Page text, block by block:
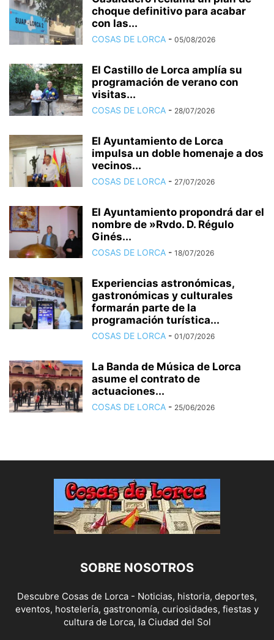
choque definitivo para acabar
con las...
COSAS DE LORCA - 05/08/2026
El Castillo de Lorca amplía su
programación de verano con
visitas...
COSAS DE LORCA - 28/07/2026
El Ayuntamiento de Lorca
impulsa un doble homenaje a dos
vecinos...
COSAS DE LORCA - 27/07/2026
El Ayuntamiento propondrá dar el
nombre de »Rvdo. D. Régulo
Ginés...
COSAS DE LORCA - 18/07/2026
Experiencias astronómicas,
gastronómicas y culturales
formarán parte de la
programación turística...
COSAS DE LORCA - 01/07/2026
La Banda de Música de Lorca
asume el contrato de
actuaciones...
COSAS DE LORCA - 25/06/2026
SOBRE NOSOTROS
Descubre Cosas de Lorca - Noticias, historia, deportes,
eventos, hostelería, gastronomía, curiosidades, fiestas y
cultura de Lorca, la Ciudad del Sol